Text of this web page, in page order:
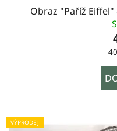
Obraz "Paříž
VÝPRODEJ